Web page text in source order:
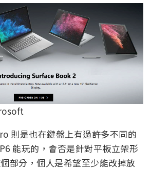
則是也在鍵盤上有過許多不同的
能玩的，會否是針對平板立架形
部分，個人是希望至少能改掉放